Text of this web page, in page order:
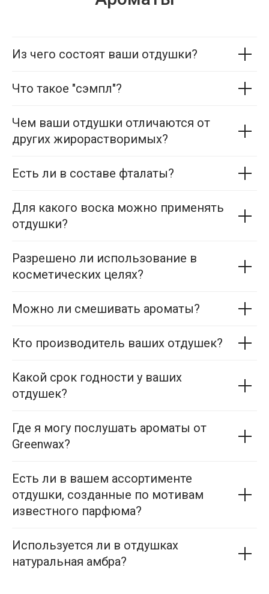
Из чего состоят ваши отдушки?
Что такое "сэмпл"?
Чем ваши отдушки отличаются от
других жирорастворимых?
Есть ли в составе фталаты?
Для какого воска можно применять
отдушки?
Разрешено ли использование в
косметических целях?
Можно ли смешивать ароматы?
Кто производитель ваших отдушек?
Какой срок годности у ваших
отдушек?
Где я могу послушать ароматы от
Greenwax?
Есть ли в вашем ассортименте
отдушки, созданные по мотивам
известного парфюма?
Используется ли в отдушках
натуральная амбра?